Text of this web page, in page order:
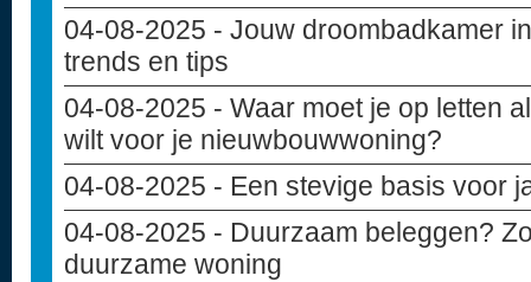
04-08-2025 - Jouw droombadkamer
trends en tips
04-08-2025 - Waar moet je op letten
wilt voor je nieuwbouwwoning?
04-08-2025 - Een stevige basis voor
04-08-2025 - Duurzaam beleggen?
duurzame woning